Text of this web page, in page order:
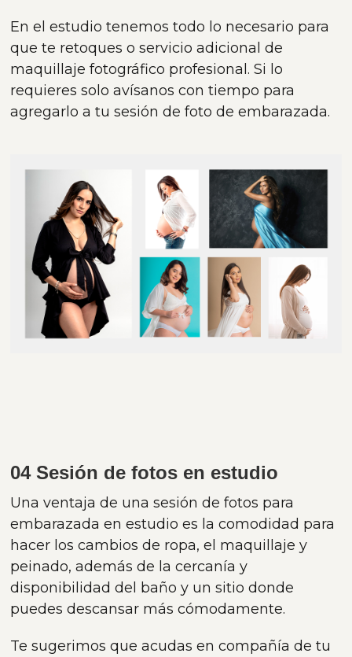
En el estudio tenemos todo lo necesario para
que te retoques o servicio adicional de
maquillaje fotográfico profesional. Si lo
requieres solo avísanos con tiempo para
agregarlo a tu sesión de foto de embarazada.
04 Sesión de fotos en estudio
Una ventaja de una sesión de fotos para
embarazada en estudio es la comodidad para
hacer los cambios de ropa, el maquillaje y
peinado, además de la cercanía y
disponibilidad del baño y un sitio donde
puedes descansar más cómodamente.
Te sugerimos que acudas en compañía de tu